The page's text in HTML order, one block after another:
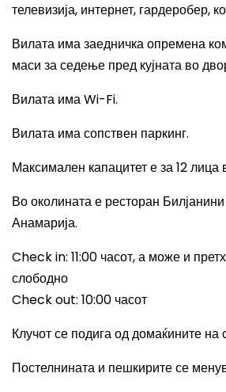
телевизија, интернет, гардеробер,
Вилата има заедничка опремена
маси за седење пред кујната во
Вилата имаWi-Fi.
Вилата има сопствен паркинг.
Максимален капацитет е за 12 лица
Во околината е ресторан
Анамарија.
Check in: 11:00 часот, а може и
слободно
Check out: 10:00 часот
Клучот се подига од домаќините на
Постелнината и пешкирите се